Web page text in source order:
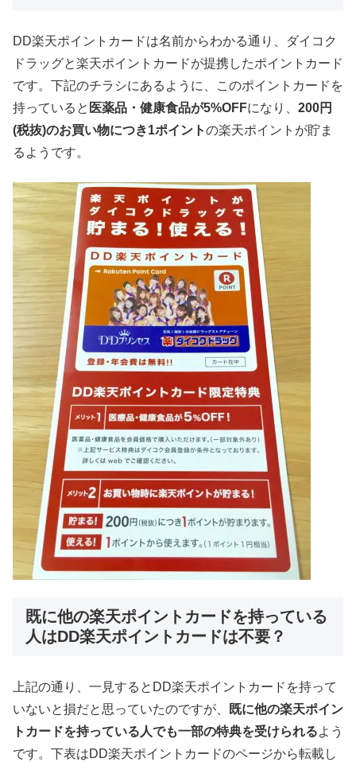
DD楽天ポイントカードは名前からわかる通り、ダイコク
ドラッグと楽天ポイントカードが提携したポイントカード
です。下記のチラシにあるように、このポイントカードを
持っていると 医薬品・健康食品が5%OFFになり、 200円
(税抜)のお買い物につき1ポイントの楽天ポイントが貯ま
るようです。
既に他の楽天ポイントカードを持っている
人はDD楽天ポイントカードは不要？
上記の通り、一見するとDD楽天ポイントカードを持って
いないと損だと思っていたのですが、
既に他の楽天ポイン
トカードを持っている人でも一部の特典を受けられるよう
です。下表はDD楽天ポイントカードのページから転載し